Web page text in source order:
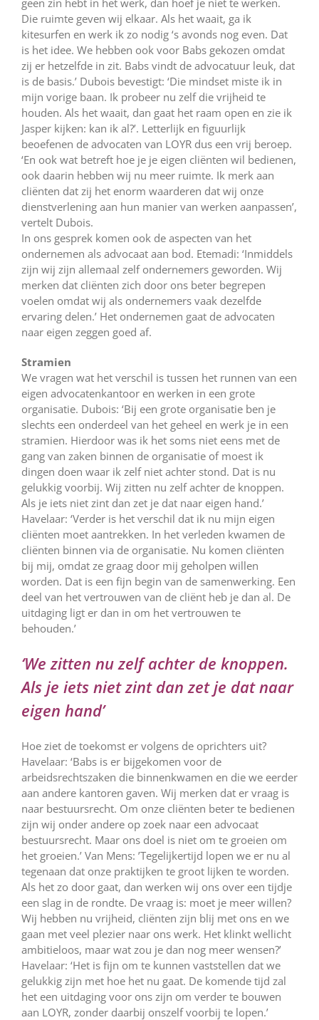
Die ruimte geven wij elkaar. Als het waait, ga ik
kitesurfen en werk ik zo nodig ‘s avonds nog even. Dat
is het idee. We hebben ook voor Babs gekozen omdat
zij er hetzelfde in zit. Babs vindt de advocatuur leuk, dat
is de basis.’ Dubois bevestigt: ‘Die mindset miste ik in
mijn vorige baan. Ik probeer nu zelf die vrijheid te
houden. Als het waait, dan gaat het raam open en zie ik
Jasper kijken: kan ik al?’. Letterlijk en figuurlijk
beoefenen de advocaten van LOYR dus een vrij beroep.
‘En ook wat betreft hoe je je eigen cliënten wil bedienen,
ook daarin hebben wij nu meer ruimte. Ik merk aan
cliënten dat zij het enorm waarderen dat wij onze
dienstverlening aan hun manier van werken aanpassen’,
vertelt Dubois.
In ons gesprek komen ook de aspecten van het
ondernemen als advocaat aan bod. Etemadi: ‘Inmiddels
zijn wij zijn allemaal zelf ondernemers geworden. Wij
merken dat cliënten zich door ons beter begrepen
voelen omdat wij als ondernemers vaak dezelfde
ervaring delen.’ Het ondernemen gaat de advocaten
naar eigen zeggen goed af.
Stramien
We vragen wat het verschil is tussen het runnen van een
eigen advocatenkantoor en werken in een grote
organisatie. Dubois: ‘Bij een grote organisatie ben je
slechts een onderdeel van het geheel en werk je in een
stramien. Hierdoor was ik het soms niet eens met de
gang van zaken binnen de organisatie of moest ik
dingen doen waar ik zelf niet achter stond. Dat is nu
gelukkig voorbij. Wij zitten nu zelf achter de knoppen.
Als je iets niet zint dan zet je dat naar eigen hand.’
Havelaar: ‘Verder is het verschil dat ik nu mijn eigen
cliënten moet aantrekken. In het verleden kwamen de
cliënten binnen via de organisatie. Nu komen cliënten
bij mij, omdat ze graag door mij geholpen willen
worden. Dat is een fijn begin van de samenwerking. Een
deel van het vertrouwen van de cliënt heb je dan al. De
uitdaging ligt er dan in om het vertrouwen te
behouden.’
‘We zitten nu zelf achter de knoppen.
Als je iets niet zint dan zet je dat naar
eigen hand’
Hoe ziet de toekomst er volgens de oprichters uit?
Havelaar: ‘Babs is er bijgekomen voor de
arbeidsrechtszaken die binnenkwamen en die we eerder
aan andere kantoren gaven. Wij merken dat er vraag is
naar bestuursrecht. Om onze cliënten beter te bedienen
zijn wij onder andere op zoek naar een advocaat
bestuursrecht. Maar ons doel is niet om te groeien om
het groeien.’ Van Mens: ’Tegelijkertijd lopen we er nu al
tegenaan dat onze praktijken te groot lijken te worden.
Als het zo door gaat, dan werken wij ons over een tijdje
een slag in de rondte. De vraag is: moet je meer willen?
Wij hebben nu vrijheid, cliënten zijn blij met ons en we
gaan met veel plezier naar ons werk. Het klinkt wellicht
ambitieloos, maar wat zou je dan nog meer wensen?’
Havelaar: ‘Het is fijn om te kunnen vaststellen dat we
gelukkig zijn met hoe het nu gaat. De komende tijd zal
het een uitdaging voor ons zijn om verder te bouwen
aan LOYR, zonder daarbij onszelf voorbij te lopen.’